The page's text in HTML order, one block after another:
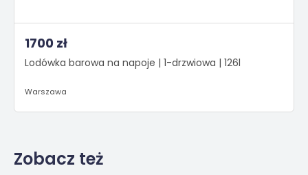
1700 zł
Lodówka barowa na napoje | 1-drzwiowa | 126l
Warszawa
Zobacz też